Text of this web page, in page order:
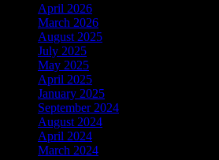
April 2026
March 2026
August 2025
July 2025
May 2025
April 2025
January 2025
September 2024
August 2024
April 2024
March 2024